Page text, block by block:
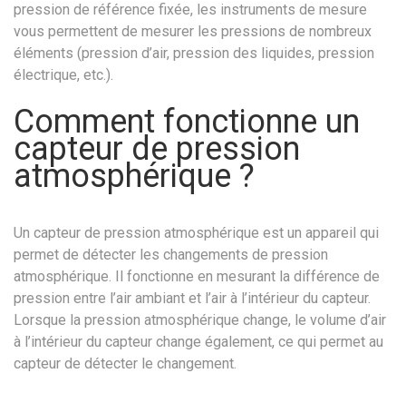
pression de référence fixée, les instruments de mesure
vous permettent de mesurer les pressions de nombreux
éléments (pression d’air, pression des liquides, pression
électrique, etc.).
Comment fonctionne un
capteur de pression
atmosphérique ?
Un capteur de pression atmosphérique est un appareil qui
permet de détecter les changements de pression
atmosphérique. Il fonctionne en mesurant la différence de
pression entre l’air ambiant et l’air à l’intérieur du capteur.
Lorsque la pression atmosphérique change, le volume d’air
à l’intérieur du capteur change également, ce qui permet au
capteur de détecter le changement.